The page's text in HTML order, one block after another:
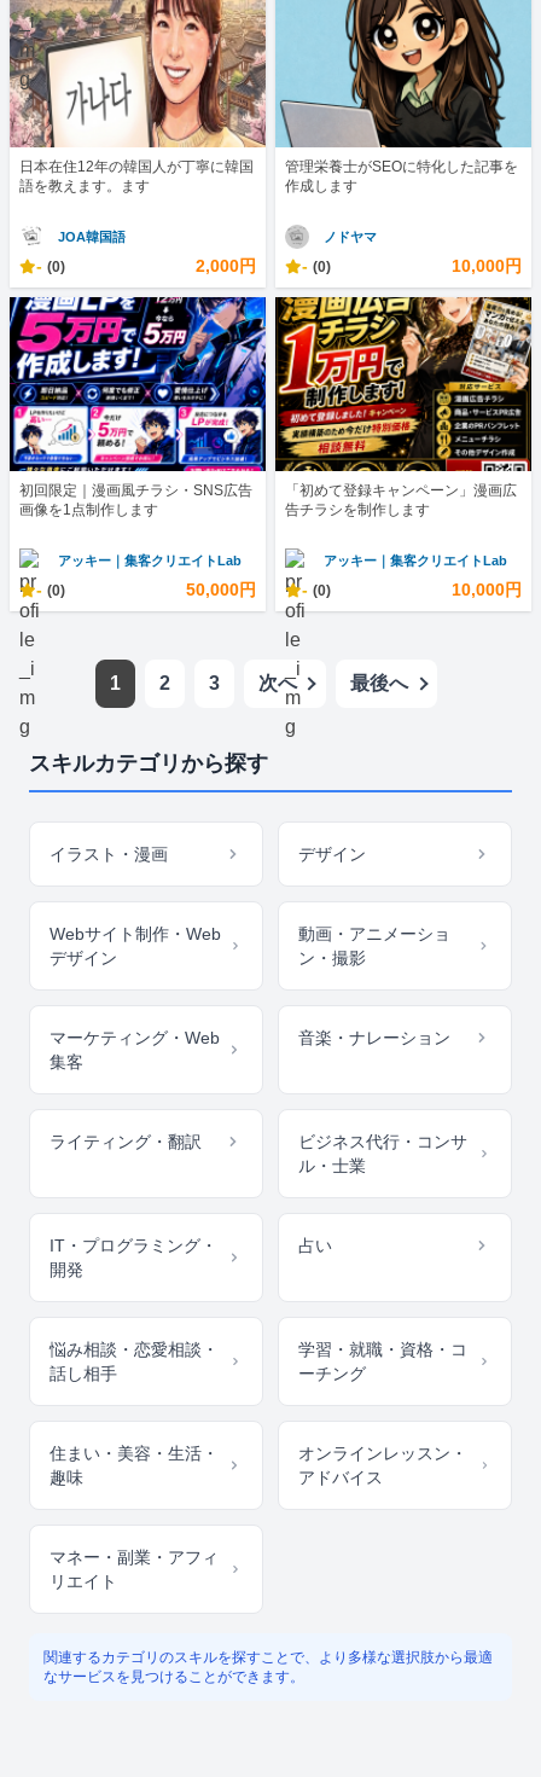
日本在住12年の韓国人が丁寧に韓国
語を教えます。ます
JOA韓国語
- (0) 2,000円
管理栄養士がSEOに特化した記事を
作成します
ノドヤマ
- (0) 10,000円
初回限定｜漫画風チラシ・SNS広告
画像を1点制作します
アッキー｜集客クリエイトLab
- (0) 50,000円
「初めて登録キャンペーン」漫画広
告チラシを制作します
アッキー｜集客クリエイトLab
- (0) 10,000円
1 2 3 次へ 最後へ
スキルカテゴリから探す
イラスト・漫画 デザイン
Webサイト制作・Web
デザイン
動画・アニメーショ
ン・撮影
マーケティング・Web
集客
音楽・ナレーション
ライティング・翻訳
ビジネス代行・コンサ
ル・士業
IT・プログラミング・
開発
占い
悩み相談・恋愛相談・
話し相手
学習・就職・資格・コ
ーチング
住まい・美容・生活・
趣味
オンラインレッスン・
アドバイス
マネー・副業・アフィ
リエイト
関連するカテゴリのスキルを探すことで、より多様な選択肢から最適
なサービスを見つけることができます。